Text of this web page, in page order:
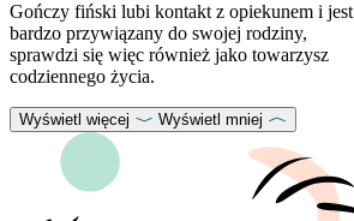
Gończy fiński lubi kontakt z opiekunem i jest
bardzo przywiązany do swojej rodziny,
sprawdzi się więc również jako towarzysz
codziennego życia.
Wyświetl więcej Wyświetl mniej